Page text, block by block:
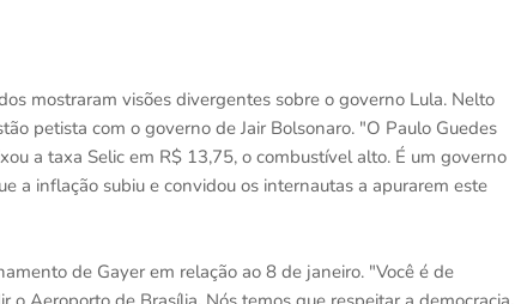
mostraram visões divergentes sobre o governo Lula. Nelto
petista com o governo de Jair Bolsonaro. "O Paulo Guedes
a taxa Selic em R$ 13,75, o combustível alto. É um governo
a inflação subiu e convidou os internautas a apurarem este
de Gayer em relação ao 8 de janeiro. "Você é de